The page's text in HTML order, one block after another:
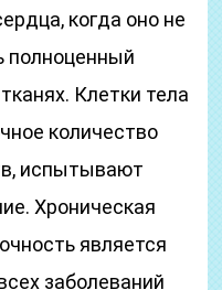
когда оно не
полноценный
Клетки тела
количество
испытывают
Хроническая
является
заболеваний